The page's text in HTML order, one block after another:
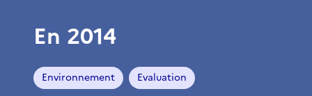
En 2014
Environnement Evaluation